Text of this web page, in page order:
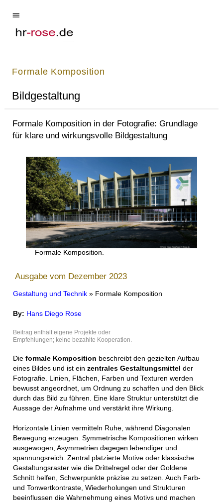
Formale Komposition
Bildgestaltung
Formale Komposition in der Fotografie: Grundlage
für klare und wirkungsvolle Bildgestaltung
Formale Komposition.
Ausgabe vom Dezember 2023
Gestaltung und Technik » Formale Komposition
By: Hans Diego Rose
Beitrag enthält eigene Projekte oder
Empfehlungen; keine bezahlte Kooperation.
Dieformale Komposition beschreibt den gezielten Aufbau
eines Bildes und ist einzentrales Gestaltungsmittel der
Fotografie. Linien, Flächen, Farben und Texturen werden
bewusst angeordnet, um Ordnung zu schaffen und den Blick
durch das Bild zu führen. Eine klare Struktur unterstützt die
Aussage der Aufnahme und verstärkt ihre Wirkung.
Horizontale Linien vermitteln Ruhe, während Diagonalen
Bewegung erzeugen. Symmetrische Kompositionen wirken
ausgewogen, Asymmetrien dagegen lebendiger und
spannungsreich. Zentral platzierte Motive oder klassische
Gestaltungsraster wie die Drittelregel oder der Goldene
Schnitt helfen, Schwerpunkte präzise zu setzen. Auch Farb-
und Tonwertkontraste, Wiederholungen und Strukturen
beeinflussen die Wahrnehmung eines Motivs und machen